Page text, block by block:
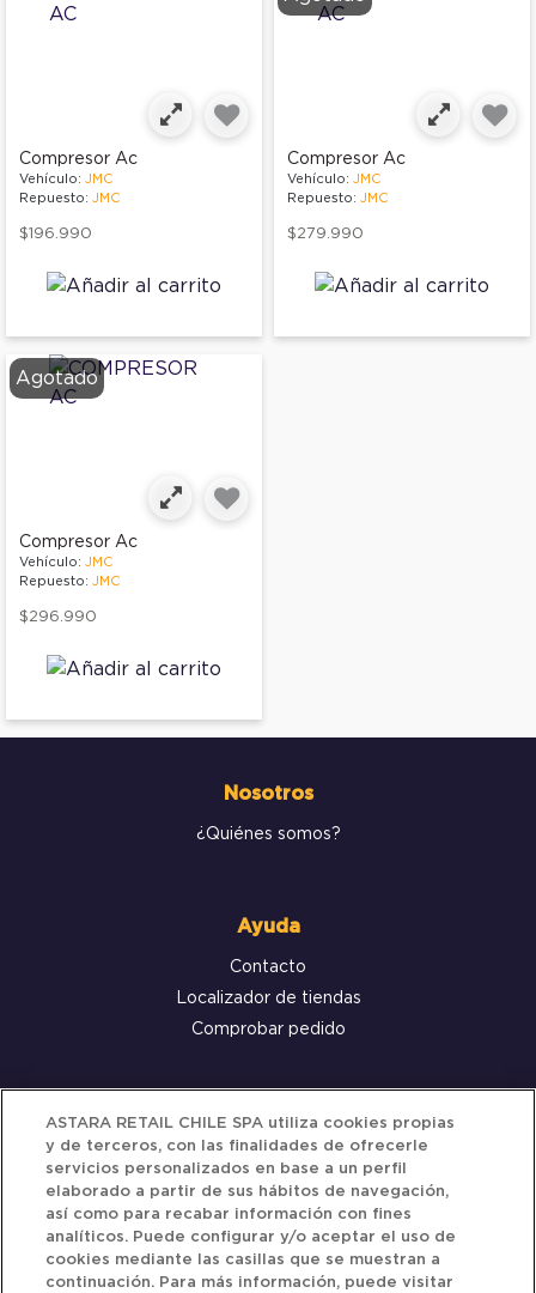
Compresor Ac
Vehículo: JMC
Repuesto: JMC
$196.990
Compresor Ac
Vehículo: JMC
Repuesto: JMC
$279.990
Agotado
Compresor Ac
Vehículo: JMC
Repuesto: JMC
$296.990
Nosotros
¿Quiénes somos?
Ayuda
Contacto
Localizador de tiendas
Comprobar pedido
Servicio al cliente
Términos y Condiciones
Política de privacidad
Política de Cookies
ASTARA RETAIL CHILE SPA utiliza cookies propias
y de terceros, con las finalidades de ofrecerle
servicios personalizados en base a un perfil
elaborado a partir de sus hábitos de navegación,
así como para recabar información con fines
analíticos. Puede configurar y/o aceptar el uso de
cookies mediante las casillas que se muestran a
continuación. Para más información, puede visitar